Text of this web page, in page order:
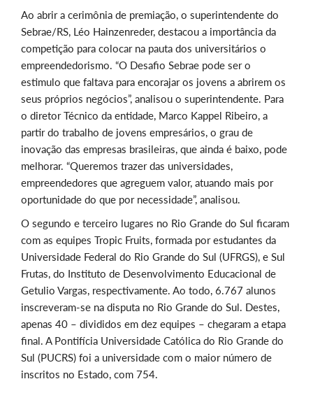
Ao abrir a cerimônia de premiação, o superintendente do
Sebrae/RS, Léo Hainzenreder, destacou a importância da
competição para colocar na pauta dos universitários o
empreendedorismo. “O Desafio Sebrae pode ser o
estimulo que faltava para encorajar os jovens a abrirem os
seus próprios negócios”, analisou o superintendente. Para
o diretor Técnico da entidade, Marco Kappel Ribeiro, a
partir do trabalho de jovens empresários, o grau de
inovação das empresas brasileiras, que ainda é baixo, pode
melhorar. “Queremos trazer das universidades,
empreendedores que agreguem valor, atuando mais por
oportunidade do que por necessidade”, analisou.
O segundo e terceiro lugares no Rio Grande do Sul ficaram
com as equipes Tropic Fruits, formada por estudantes da
Universidade Federal do Rio Grande do Sul (UFRGS), e Sul
Frutas, do Instituto de Desenvolvimento Educacional de
Getulio Vargas, respectivamente. Ao todo, 6.767 alunos
inscreveram-se na disputa no Rio Grande do Sul. Destes,
apenas 40 – divididos em dez equipes – chegaram a etapa
final. A Pontifícia Universidade Católica do Rio Grande do
Sul (PUCRS) foi a universidade com o maior número de
inscritos no Estado, com 754.